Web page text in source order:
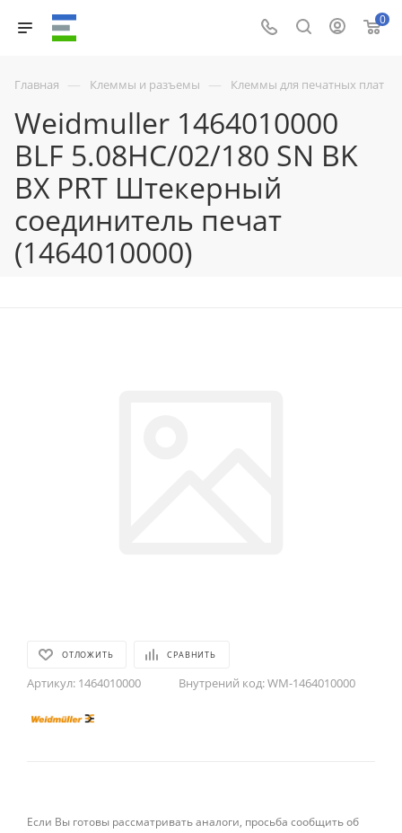
0
Главная — Клеммы и разъемы — Клеммы для печатных плат
Weidmuller 1464010000
BLF 5.08HC/02/180 SN BK
BX PRT Штекерный
соединитель печат
(1464010000)
ОТЛОЖИТЬ СРАВНИТЬ
Артикул: 1464010000 Внутрений код:WM-1464010000
Если Вы готовы рассматривать аналоги, просьба сообщить об